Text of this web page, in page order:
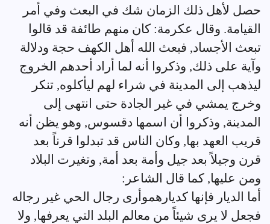
حصل لأهل ذلك الزمان شك في البعث وفي أمر
القيامة. وقال عكرمة: كان منهم طائفة قد قالوا
تبعث الأجساد, فبعث الله أهل الكهف حجة ودلالة
وآية على ذلك, وذكروا أنه لما أراد أحدهم الخروج
ليذهب إلى المدينة في شراء لهم ليأكلوه, تنكر
وخرج يمشي في غير الجادة حتى انتهى إلى
المدينة, وذكروا أن اسمها دقسوس, وهو يظن أنه
قريب العهد بها, وكان الناس قد تبدلوا قرناً بعد
قرن وجيلاً بعد جيل وأمة بعد أمة, وتغيرت البلاد
ومن عليها, كما قال الشاعر:
أما الديار فإنها كديارهموأرى رجال الحي غير رجاله
فجعل لا يرى شيئاً من معالم البلد التي يعرفها, ولا